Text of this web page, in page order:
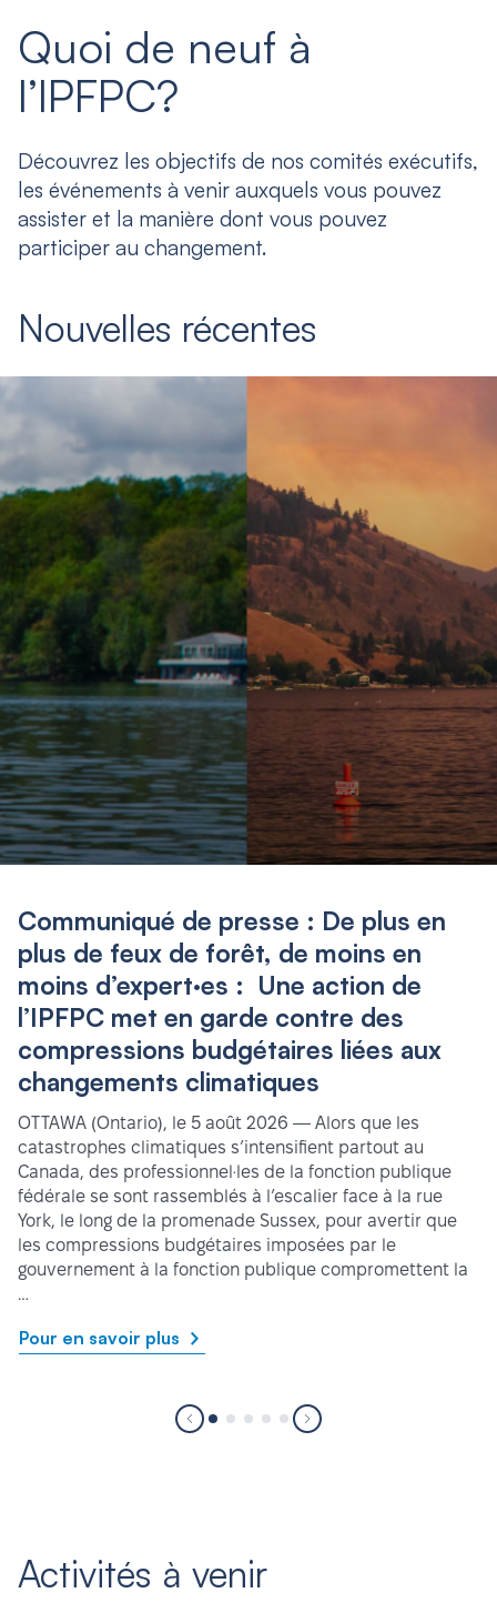
Quoi de neuf à
l’IPFPC?
Découvrez les objectifs de nos comités exécutifs,
les événements à venir auxquels vous pouvez
assister et la manière dont vous pouvez
participer au changement.
Nouvelles récentes
Communiqué de presse : De plus en
plus de feux de forêt, de moins en
moins d’expert·es : Une action de
l’IPFPC met en garde contre des
compressions budgétaires liées aux
changements climatiques
OTTAWA (Ontario), le 5 août 2026 — Alors que les
catastrophes climatiques s’intensifient partout au
Canada, des professionnel·les de la fonction publique
fédérale se sont rassemblés à l’escalier face à la rue
York, le long de la promenade Sussex, pour avertir que
les compressions budgétaires imposées par le
gouvernement à la fonction publique compromettent la
…
Pour en savoir plus
Activités à venir